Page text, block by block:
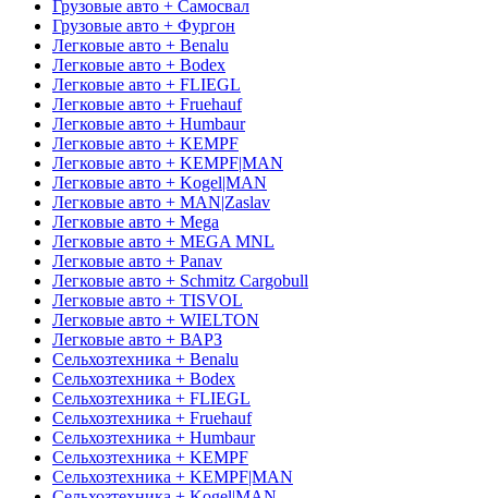
Грузовые авто + Самосвал
Грузовые авто + Фургон
Легковые авто + Benalu
Легковые авто + Bodex
Легковые авто + FLIEGL
Легковые авто + Fruehauf
Легковые авто + Humbaur
Легковые авто + KEMPF
Легковые авто + KEMPF|MAN
Легковые авто + Kogel|MAN
Легковые авто + MAN|Zaslav
Легковые авто + Mega
Легковые авто + MEGA MNL
Легковые авто + Panav
Легковые авто + Schmitz Cargobull
Легковые авто + TISVOL
Легковые авто + WIELTON
Легковые авто + ВАРЗ
Сельхозтехника + Benalu
Сельхозтехника + Bodex
Сельхозтехника + FLIEGL
Сельхозтехника + Fruehauf
Сельхозтехника + Humbaur
Сельхозтехника + KEMPF
Сельхозтехника + KEMPF|MAN